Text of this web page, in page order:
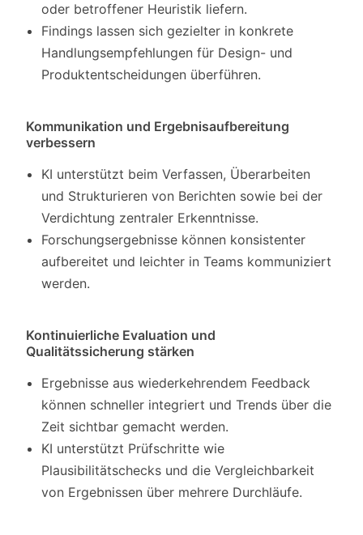
oder betroffener Heuristik liefern.
Findings lassen sich gezielter in konkrete
Handlungsempfehlungen für Design- und
Produktentscheidungen überführen.
Kommunikation und Ergebnisaufbereitung
verbessern
KI unterstützt beim Verfassen, Überarbeiten
und Strukturieren von Berichten sowie bei der
Verdichtung zentraler Erkenntnisse.
Forschungsergebnisse können konsistenter
aufbereitet und leichter in Teams kommuniziert
werden.
Kontinuierliche Evaluation und
Qualitätssicherung stärken
Ergebnisse aus wiederkehrendem Feedback
können schneller integriert und Trends über die
Zeit sichtbar gemacht werden.
KI unterstützt Prüfschritte wie
Plausibilitätschecks und die Vergleichbarkeit
von Ergebnissen über mehrere Durchläufe.